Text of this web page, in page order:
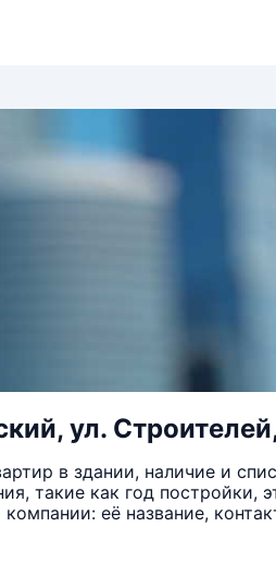
ул.
в здании, наличие и
такие как год постройки,
её название,